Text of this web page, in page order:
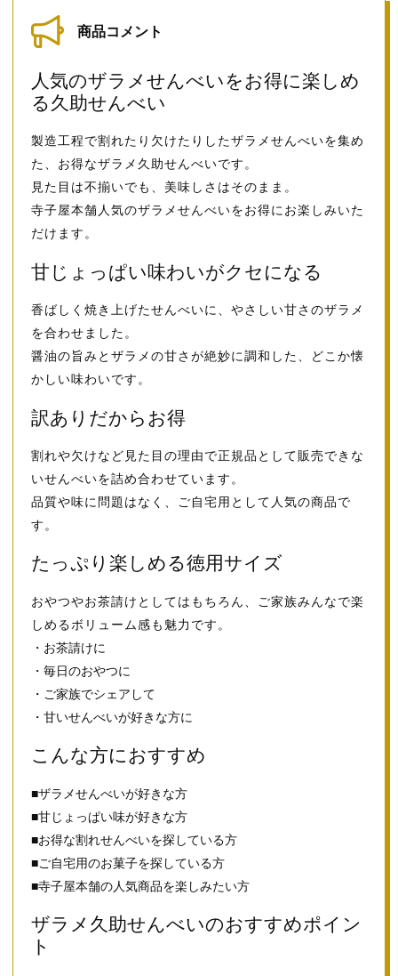
商品コメント
人気のザラメせんべいをお得に楽しめ
る久助せんべい
製造工程で割れたり欠けたりしたザラメせんべいを集め
た、お得なザラメ久助せんべいです。
見た目は不揃いでも、美味しさはそのまま。
寺子屋本舗人気のザラメせんべいをお得にお楽しみいた
だけます。
甘じょっぱい味わいがクセになる
香ばしく焼き上げたせんべいに、やさしい甘さのザラメ
を合わせました。
醤油の旨みとザラメの甘さが絶妙に調和した、どこか懐
かしい味わいです。
訳ありだからお得
割れや欠けなど見た目の理由で正規品として販売できな
いせんべいを詰め合わせています。
品質や味に問題はなく、ご自宅用として人気の商品で
す。
たっぷり楽しめる徳用サイズ
おやつやお茶請けとしてはもちろん、ご家族みんなで楽
しめるボリューム感も魅力です。
・お茶請けに
・毎日のおやつに
・ご家族でシェアして
・甘いせんべいが好きな方に
こんな方におすすめ
■ザラメせんべいが好きな方
■甘じょっぱい味が好きな方
■お得な割れせんべいを探している方
■ご自宅用のお菓子を探している方
■寺子屋本舗の人気商品を楽しみたい方
ザラメ久助せんべいのおすすめポイン
ト